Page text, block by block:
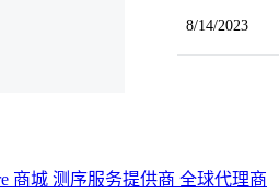
8/14/2023
商城 测序服务提供商 全球代理商